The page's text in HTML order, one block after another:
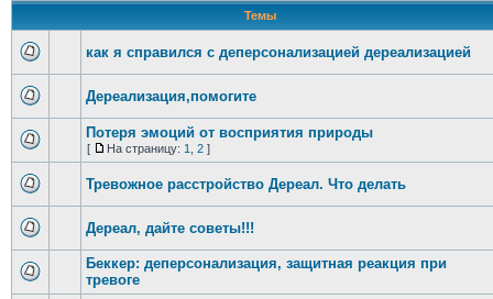
Темы
как я справился с деперсонализацией дереализацией
Дереализация,помогите
Потеря эмоций от восприятия природы
[ На страницу: 1 2]
Тревожное расстройство Дереал. Что делать
Дереал, дайте советы!!!
Беккер: деперсонализация, защитная реакция при
тревоге